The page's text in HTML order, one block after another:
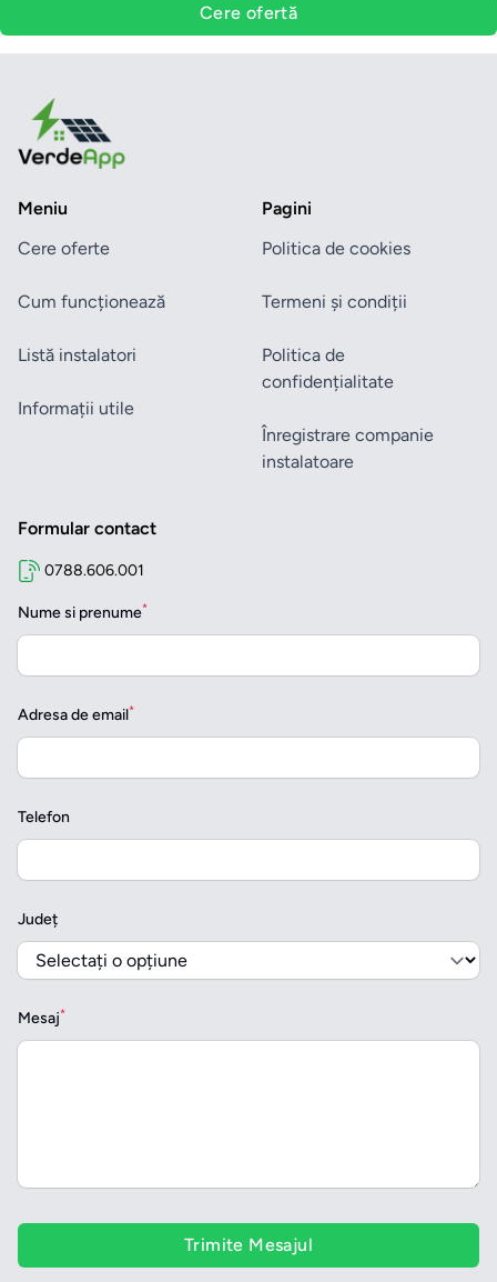
Cere ofertă
Meniu
Cere oferte
Cum funcționează
Listă instalatori
Informații utile
Pagini
Politica de cookies
Termeni și condiții
Politica de
confidențialitate
Înregistrare companie
instalatoare
Formular contact
0788.606.001
Nume si prenume*
Adresa de email*
Telefon
Județ
Mesaj*
Trimite Mesajul